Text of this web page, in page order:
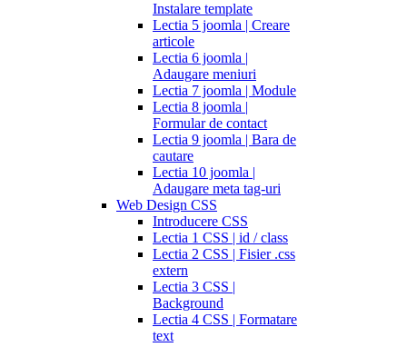
Instalare template
Lectia 5 joomla | Creare
articole
Lectia 6 joomla |
Adaugare meniuri
Lectia 7 joomla | Module
Lectia 8 joomla |
Formular de contact
Lectia 9 joomla | Bara de
cautare
Lectia 10 joomla |
Adaugare meta tag-uri
Web Design CSS
Introducere CSS
Lectia 1 CSS | id / class
Lectia 2 CSS | Fisier .css
extern
Lectia 3 CSS |
Background
Lectia 4 CSS | Formatare
text